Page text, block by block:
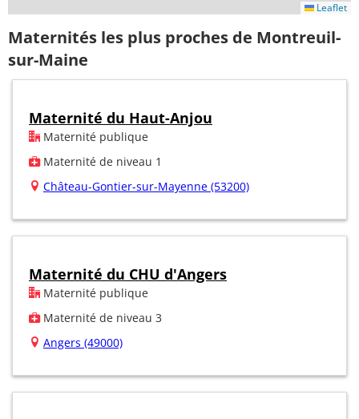
Leaflet
Maternités les plus proches de Montreuil-
sur-Maine
Maternité du Haut-Anjou
Maternité publique
Maternité de niveau 1
Château-Gontier-sur-Mayenne (53200)
Maternité du CHU d'Angers
Maternité publique
Maternité de niveau 3
Angers (49000)